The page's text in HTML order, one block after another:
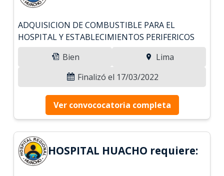
ADQUISICION DE COMBUSTIBLE PARA EL
HOSPITAL Y ESTABLECIMIENTOS PERIFERICOS
Bien
Lima
Finalizó el 17/03/2022
Ver convococatoria completa
HOSPITAL HUACHO requiere: